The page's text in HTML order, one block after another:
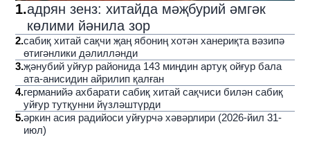
1.адрян зенз: хитайда мәҗбурий әмгәк
көлими йәнила зор
2.сабиқ хитай сақчи җаң ябониң хотән ханериқта вәзипә
өтигәнлики дәлилләнди
3.җәнубий уйғур районида 143 миңдин артуқ ойғур бала
ата-анисидин айрилип қалған
4.германийә ахбарати сабиқ хитай сақчиси билән сабиқ
уйғур тутқунни йүзләштүрди
5.әркин асия радийоси уйғурчә хәвәрлири (2026-йил 31-
июл)